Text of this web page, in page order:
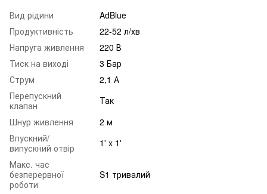
Вид рідини
AdBlue
Продуктивність
22-52 л/хв
Напруга живлення
220 В
Тиск на виході
3 Бар
Струм
2,1 А
Перепускний
клапан
Так
Шнур живлення
2 м
Впускний/
випускний отвір
1' x 1'
Макс. час
безперервної
роботи
S1 тривалий